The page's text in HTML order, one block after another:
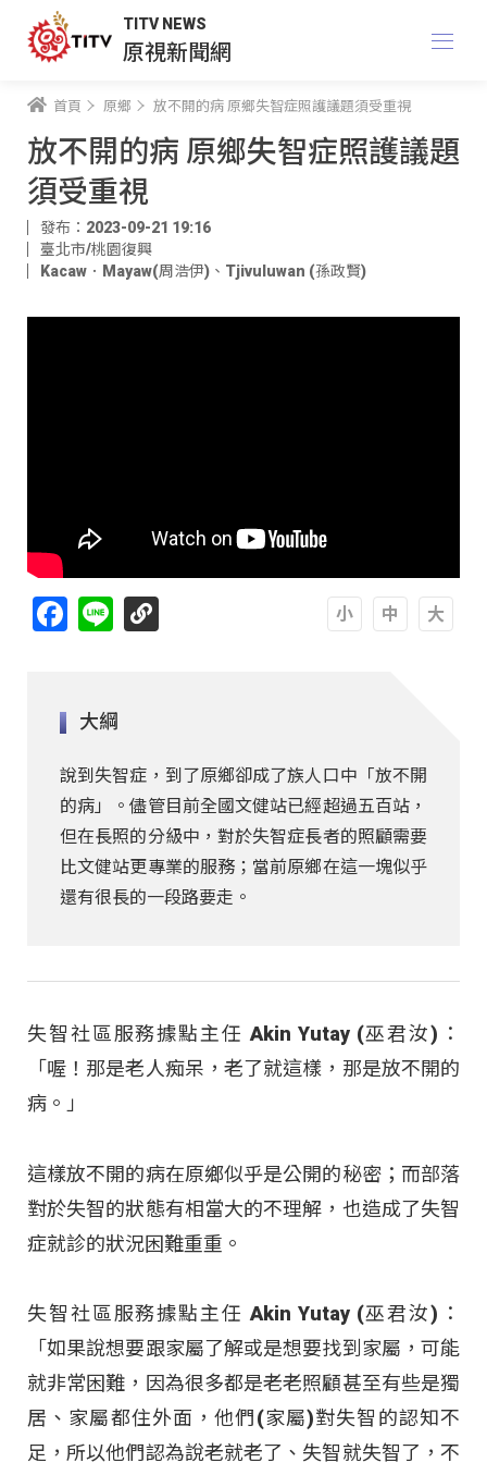
TITV NEWS
原視新聞網
首頁 原鄉 放不開的病 原鄉失智症照護議題須受重視
放不開的病 原鄉失智症照護議題
須受重視
發布：2023-09-21 19:16
臺北市/桃園復興
Kacaw．Mayaw(周浩伊) 、 Tjivuluwan (孫政賢)
Facebook
Line
大綱
說到失智症，到了原鄉卻成了族人口中「放不開
的病」。儘管目前全國文健站已經超過五百站，
但在長照的分級中，對於失智症長者的照顧需要
比文健站更專業的服務；當前原鄉在這一塊似乎
還有很長的一段路要走。
失智社區服務據點主任 Akin Yutay (巫君汝)：
「喔！那是老人痴呆，老了就這樣，那是放不開的
病。」
這樣放不開的病在原鄉似乎是公開的秘密；而部落
對於失智的狀態有相當大的不理解，也造成了失智
症就診的狀況困難重重。
失智社區服務據點主任 Akin Yutay (巫君汝)：
「如果說想要跟家屬了解或是想要找到家屬，可能
就非常困難，因為很多都是老老照顧甚至有些是獨
居、家屬都住外面，他們(家屬)對失智的認知不
足，所以他們認為說老就老了、失智就失智了，不